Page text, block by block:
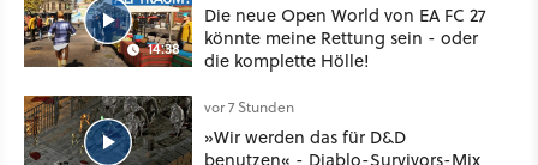
14:38
Die neue Open World von EA FC 27
könnte meine Rettung sein - oder
die komplette Hölle!
vor 7 Stunden
»Wir werden das für D&D
benutzen« - Diablo-Survivors-Mix